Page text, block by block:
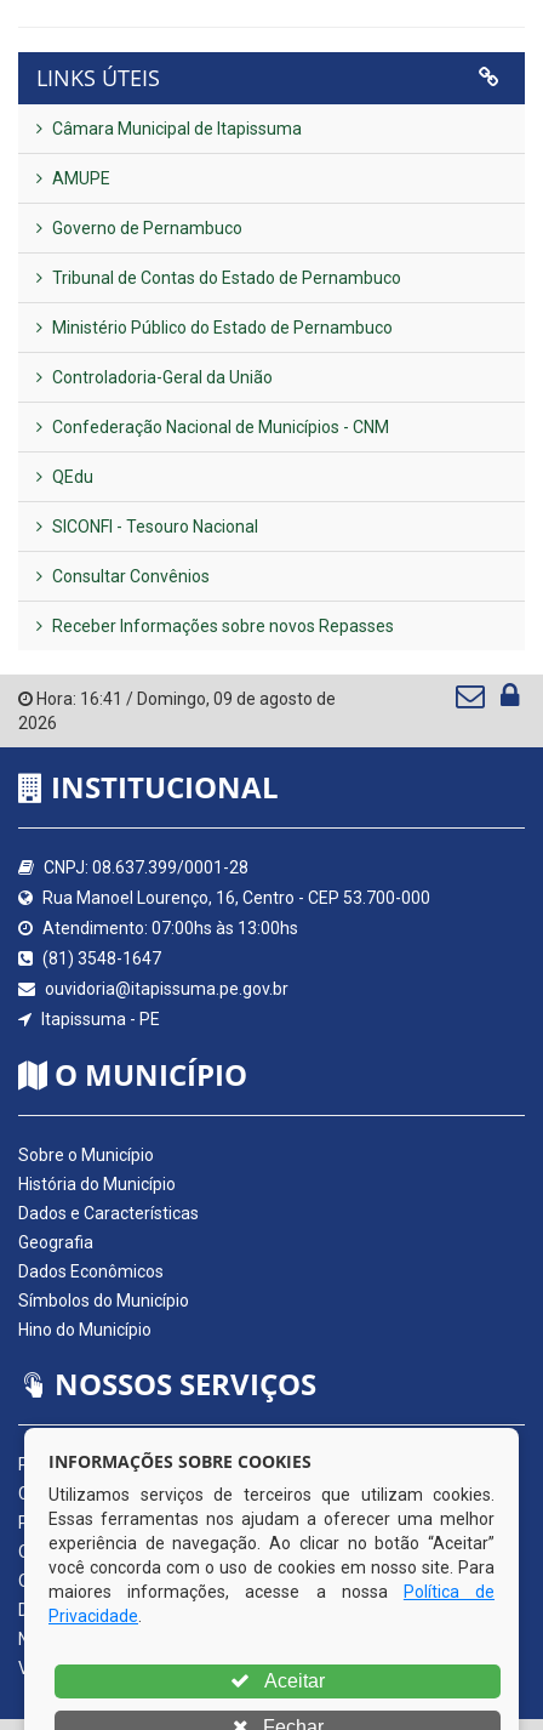
LINKS ÚTEIS
Câmara Municipal de Itapissuma
AMUPE
Governo de Pernambuco
Tribunal de Contas do Estado de Pernambuco
Ministério Público do Estado de Pernambuco
Controladoria-Geral da União
Confederação Nacional de Municípios - CNM
QEdu
SICONFI - Tesouro Nacional
Consultar Convênios
Receber Informações sobre novos Repasses
Hora: 16:41 / Domingo, 09 de agosto de
2026
INSTITUCIONAL
CNPJ: 08.637.399/0001-28
Rua Manoel Lourenço, 16, Centro - CEP 53.700-000
Atendimento: 07:00hs às 13:00hs
(81) 3548-1647
ouvidoria@itapissuma.pe.gov.br
Itapissuma - PE
O MUNICÍPIO
Sobre o Município
História do Município
Dados e Características
Geografia
Dados Econômicos
Símbolos do Município
Hino do Município
NOSSOS SERVIÇOS
Portal da Transparência
Carta de Serviços ao Usuário
Pedido de Acesso à Informação (e-SIC)
Ouvidoria Municipal
Quadro de Avisos
Diário Oficial da AMUPE
Nota Fiscal Eletrônica
Validador Nota Fiscal
INFORMAÇÕES SOBRE COOKIES
Utilizamos serviços de terceiros que utilizam cookies.
Essas ferramentas nos ajudam a oferecer uma melhor
experiência de navegação. Ao clicar no botão “Aceitar”
você concorda com o uso de cookies em nosso site. Para
maiores informações, acesse a nossa
Política de
Privacidade
Aceitar